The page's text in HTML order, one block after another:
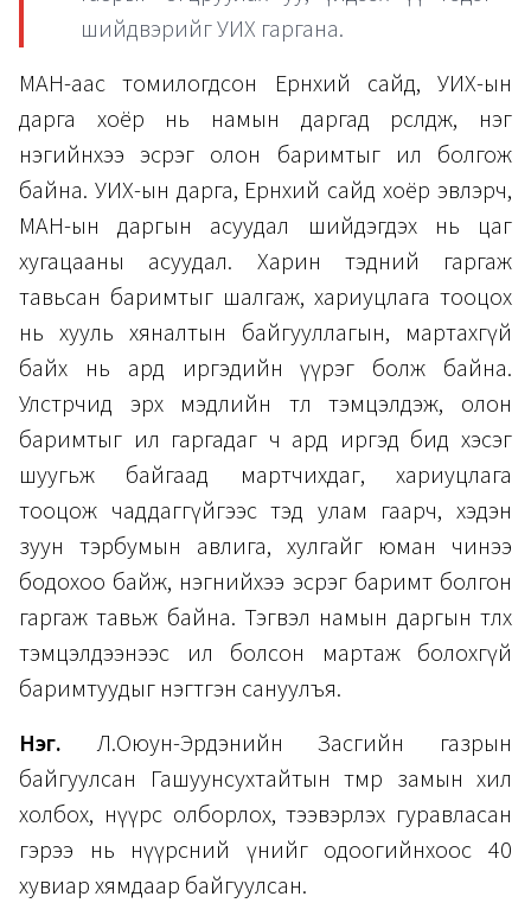
шийдвэрийг УИХ гаргана.
МАН-аас томилогдсон Ерөнхий сайд, УИХ-ын
дарга хоёр нь намын даргад өрсөлдөж, нэг
нэгийнхээ эсрэг олон баримтыг ил болгож
байна. УИХ-ын дарга, Ерөнхий сайд хоёр эвлэрч,
МАН-ын даргын асуудал шийдэгдэх нь цаг
хугацааны асуудал. Харин тэдний гаргаж
тавьсан баримтыг шалгаж, хариуцлага тооцох
нь хууль хяналтын байгууллагын, мартахгүй
байх нь ард иргэдийн үүрэг болж байна.
Улстөрчид эрх мэдлийн төлөө тэмцэлдэж, олон
баримтыг ил гаргадаг ч ард иргэд бид хэсэг
шуугьж байгаад мартчихдаг, хариуцлага
тооцож чаддаггүйгээс тэд улам гаарч, хэдэн
зуун тэрбумын авлига, хулгайг юман чинээ
бодохоо байж, нэгнийхээ эсрэг баримт болгон
гаргаж тавьж байна. Тэгвэл намын даргын төлөөх
тэмцэлдээнээс ил болсон мартаж болохгүй
баримтуудыг нэгтгэн сануулъя.
Нэг. Л.Оюун-Эрдэнийн Засгийн газрын
байгуулсан Гашуунсухтайтын төмөр замын хил
холбох, нүүрс олборлох, тээвэрлэх гуравласан
гэрээ нь нүүрсний үнийг одоогийнхоос 40
хувиар хямдаар байгуулсан.